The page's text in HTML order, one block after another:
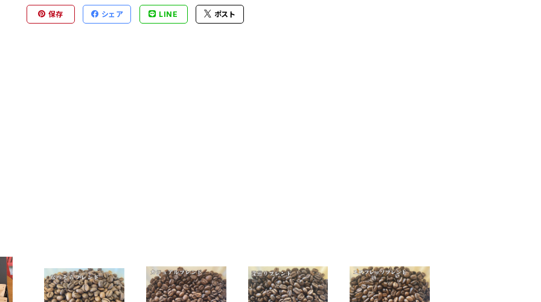
保存 シェア LINE ポスト